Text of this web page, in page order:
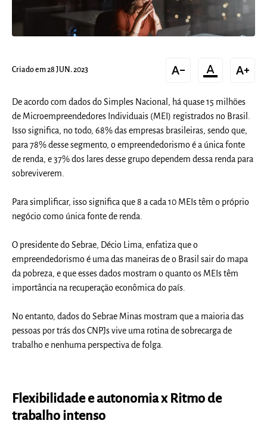
Criado em 28 JUN. 2023 text_decrease format_color_text text_increase
De acordo com dados do Simples Nacional, há quase 15 milhões
de Microempreendedores Individuais (MEI) registrados no Brasil.
Isso significa, no todo, 68% das empresas brasileiras, sendo que,
para 78% desse segmento, o empreendedorismo é a única fonte
de renda, e 37% dos lares desse grupo dependem dessa renda para
sobreviverem.
Para simplificar, isso significa que 8 a cada 10 MEIs têm o próprio
negócio como única fonte de renda.
O presidente do Sebrae, Décio Lima, enfatiza que o
empreendedorismo é uma das maneiras de o Brasil sair do mapa
da pobreza, e que esses dados mostram o quanto os MEIs têm
importância na recuperação econômica do país.
No entanto, dados do Sebrae Minas mostram que a maioria das
pessoas por trás dos CNPJs vive uma rotina de sobrecarga de
trabalho e nenhuma perspectiva de folga.
Flexibilidade e autonomia x Ritmo de
trabalho intenso